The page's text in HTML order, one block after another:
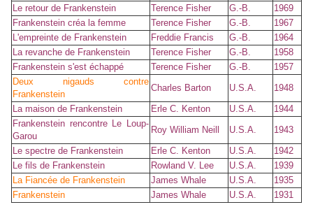
Le retour de Frankenstein
Terence Fisher G.-B.
1969
Frankenstein créa la femme
Terence Fisher G.-B.
1967
L'empreinte de Frankenstein
Freddie Francis G.-B.
1964
La revanche de Frankenstein
Terence Fisher G.-B.
1958
Frankenstein s'est échappé
Terence Fisher G.-B.
1957
Deux nigauds contre
Frankenstein
Charles Barton U.S.A.
1948
La maison de Frankenstein
Erle C. Kenton U.S.A.
1944
Frankenstein rencontre Le Loup-
Garou
Roy William Neill U.S.A.
1943
Le spectre de Frankenstein
Erle C. Kenton U.S.A.
1942
Le fils de Frankenstein
Rowland V. Lee U.S.A.
1939
La Fiancée de Frankenstein
James Whale U.S.A.
1935
Frankenstein
James Whale U.S.A. 1931